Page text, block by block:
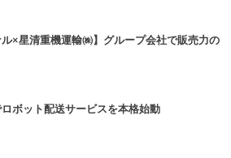
ル×星清重機運輸㈱】グループ会社で販売力の
ボット配送サービスを本格始動